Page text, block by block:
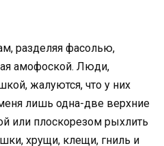
разделяя фасолью,
амофоской. Люди,
жалуются, что у них
лишь одна-две верхние
или плоскорезом рыхлить
хрущи, клещи, гниль и